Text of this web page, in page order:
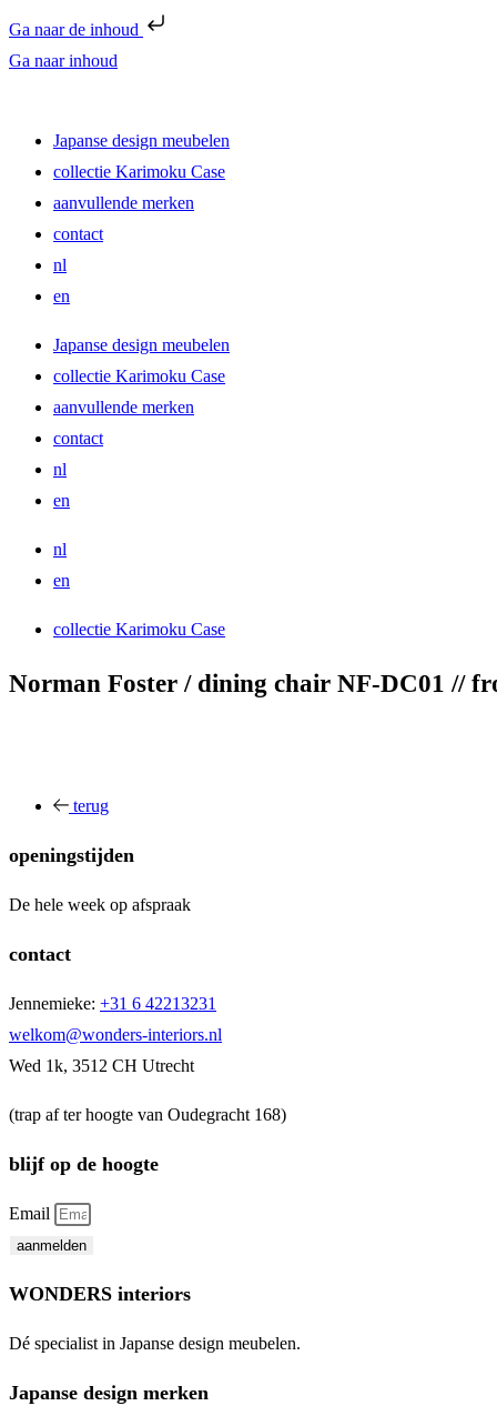
Ga naar de inhoud
Ga naar inhoud
Japanse design meubelen
collectie Karimoku Case
aanvullende merken
contact
nl
en
Japanse design meubelen
collectie Karimoku Case
aanvullende merken
contact
nl
en
nl
en
collectie Karimoku Case
Norman Foster / dining chair NF-DC01 //
terug
openingstijden
De hele week op afspraak
contact
Jennemieke: +31 6 42213231
welkom@wonders-interiors.nl
Wed 1k, 3512 CH Utrecht
(trap af ter hoogte van Oudegracht 168)
blijf op de hoogte
Email
aanmelden
WONDERS interiors
Dé specialist in Japanse design meubelen.
Japanse design merken